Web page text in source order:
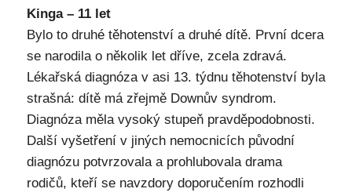
Kinga – 11 let
Bylo to druhé těhotenství a druhé dítě. První dcera
se narodila o několik let dříve, zcela zdravá.
Lékařská diagnóza v asi 13. týdnu těhotenství byla
strašná: dítě má zřejmě Downův syndrom.
Diagnóza měla vysoký stupeň pravděpodobnosti.
Další vyšetření v jiných nemocnicích původní
diagnózu potvrzovala a prohlubovala drama
rodičů, kteří se navzdory doporučením rozhodli